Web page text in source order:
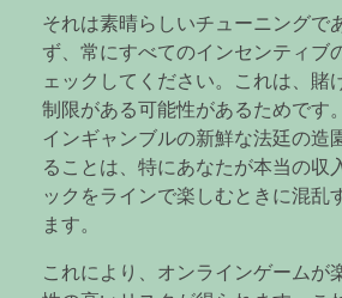
それは素晴らしいチューニングで
ず、常にすべてのインセンティブ
ェックしてください。これは、賭
制限がある可能性があるためです
インギャンブルの新鮮な法廷の造
ることは、特にあなたが本当の収
ックをラインで楽しむときに混乱
ます。
これにより、オンラインゲームが